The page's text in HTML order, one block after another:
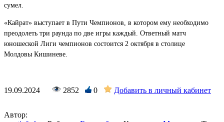
сумел.
«Кайрат» выступает в Пути Чемпионов, в котором ему необходимо
преодолеть три раунда по две игры каждый. Ответный матч
юношеской Лиги чемпионов состоится 2 октября в столице
Молдовы Кишиневе.
19.09.2024 2852 0 Добавить в личный кабинет
Автор: